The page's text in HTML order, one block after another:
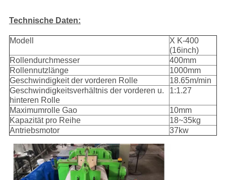
Technische Daten:
Modell
X K-400
(16inch)
Rollendurchmesser
400mm
Rollennutzlänge
1000mm
Geschwindigkeit der vorderen Rolle
18.65m/min
Geschwindigkeitsverhältnis der vorderen u.
hinteren Rolle
1:1.27
Maximumrolle Gao
10mm
Kapazität pro Reihe
18~35kg
Antriebsmotor
37kw